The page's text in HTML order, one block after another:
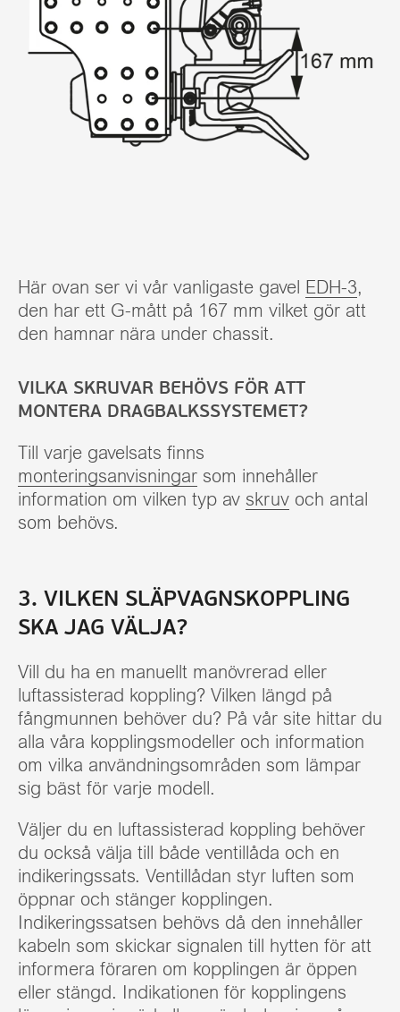
Här ovan ser vi vår vanligaste gavel EDH-3,
den har ett G-mått på 167 mm vilket gör att
den hamnar nära under chassit.
VILKA SKRUVAR BEHÖVS FÖR ATT
MONTERA DRAGBALKSSYSTEMET?
Till varje gavelsats finns
monteringsanvisningar som innehåller
information om vilken typ av skruv och antal
som behövs.
3. VILKEN SLÄPVAGNSKOPPLING
SKA JAG VÄLJA?
Vill du ha en manuellt manövrerad eller
luftassisterad koppling? Vilken längd på
fångmunnen behöver du? På vår site hittar du
alla våra kopplingsmodeller och information
om vilka användningsområden som lämpar
sig bäst för varje modell.
Väljer du en luftassisterad koppling behöver
du också välja till både ventillåda och en
indikeringssats. Ventillådan styr luften som
öppnar och stänger kopplingen.
Indikeringssatsen behövs då den innehåller
kabeln som skickar signalen till hytten för att
informera föraren om kopplingen är öppen
eller stängd. Indikationen för kopplingens